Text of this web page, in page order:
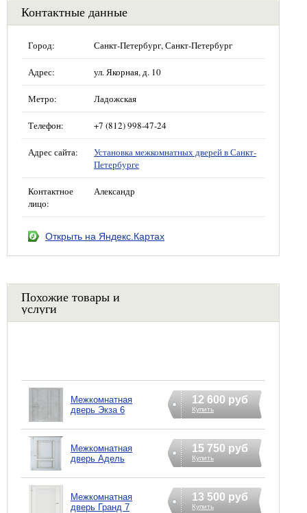
Контактные данные
Город: Санкт-Петербург, Санкт-Петербург
Адрес: ул. Якорная, д. 10
Метро: Ладожская
Телефон: +7 (812) 998-47-24
Адрес сайта:
Установка межкомнатных дверей в Санкт-
Петербурге
Контактное
лицо:
Александр
Открыть на Яндекс.Картах
Похожие товары и
услуги
Межкомнатная
дверь Экза 6
12 600 руб
Купить
Межкомнатная
дверь Адель
15 750 руб
Купить
Межкомнатная
дверь Гранд 7
13 500 руб
Купить